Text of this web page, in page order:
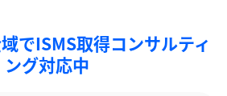
でISMS取得コンサルティ
ング対応中